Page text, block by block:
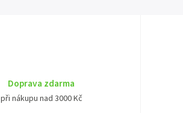
Doprava zdarma
při nákupu nad 3000 Kč